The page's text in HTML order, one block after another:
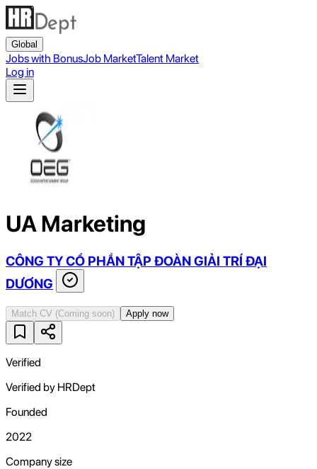
Global
Jobs with BonusJob MarketTalent Market
Log in
UA Marketing
CÔNG TY CỔ PHẦN TẬP ĐOÀN GIẢI TRÍ ĐẠI
DƯƠNG
Match CV (Coming soon) Apply now
Verified
Verified by HRDept
Founded
2022
Company size